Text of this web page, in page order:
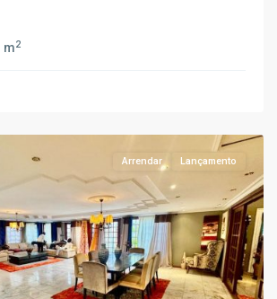
m2
Arrendar Lançamento